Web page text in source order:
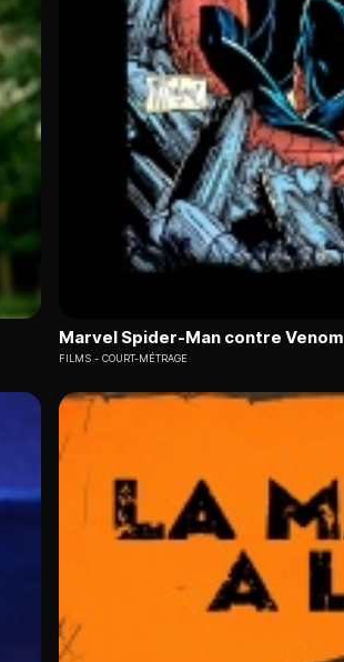
Marvel Spider-Man contre Venom
FILMS COURT-MÉTRAGE